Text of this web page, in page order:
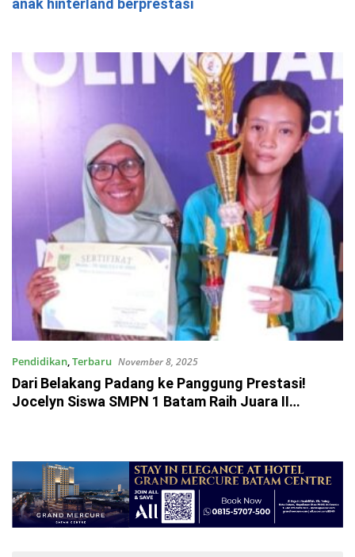
anak hinterland berprestasi
Pendidikan Terbaru November 8, 2025
Dari Belakang Padang ke Panggung Prestasi!
Jocelyn Siswa SMPN 1 Batam Raih Juara II